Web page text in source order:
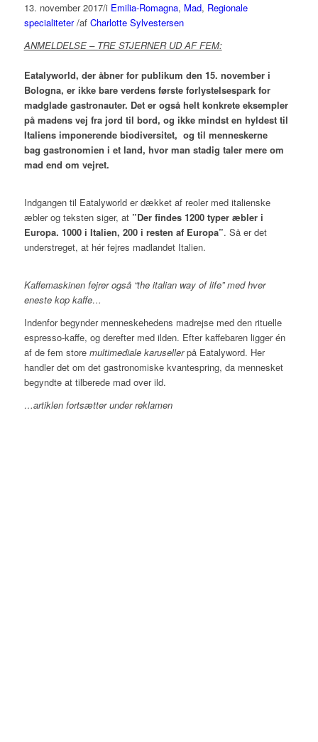
13. november 2017/i Emilia-Romagna, Mad, Regionale
specialiteter /af Charlotte Sylvestersen
ANMELDELSE – TRE STJERNER UD AF FEM:
Eatalyworld, der åbner for publikum den 15. november i
Bologna, er ikke bare verdens første forlystelsespark for
madglade gastronauter. Det er også helt konkrete eksempler
på madens vej fra jord til bord, og ikke mindst en hyldest til
Italiens imponerende biodiversitet, og til menneskerne
bag gastronomien i et land, hvor man stadig taler mere om
mad end om vejret.
Indgangen til Eatalyworld er dækket af reoler med italienske
æbler og teksten siger, at ”Der findes 1200 typer æbler i
Europa. 1000 i Italien, 200 i resten af Europa”. Så er det
understreget, at hér fejres madlandet Italien.
Kaffemaskinen fejrer også “the italian way of life” med hver
eneste kop kaffe…
Indenfor begynder menneskehedens madrejse med den rituelle
espresso-kaffe, og derefter med ilden. Efter kaffebaren ligger én
af de fem store multimediale karusellerpå Eatalyword. Her
handler det om det gastronomiske kvantespring, da mennesket
begyndte at tilberede mad over ild.
…artiklen fortsætter under reklamen